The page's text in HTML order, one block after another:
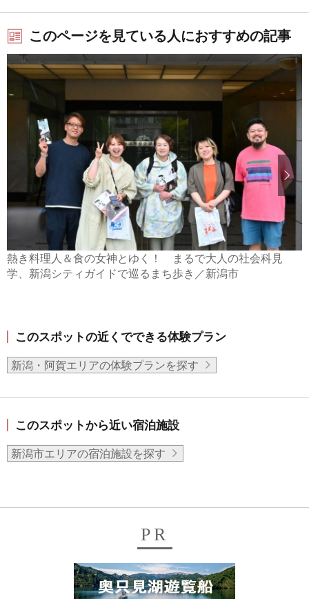
このページを見ている人におすすめの記事
熱き料理人＆食の女神とゆく！ まるで大人の社会科見
学、新潟シティガイドで巡るまち歩き／新潟市
このスポットの近くでできる体験プラン
新潟・阿賀エリアの体験プランを探す
このスポットから近い宿泊施設
新潟市エリアの宿泊施設を探す
PR